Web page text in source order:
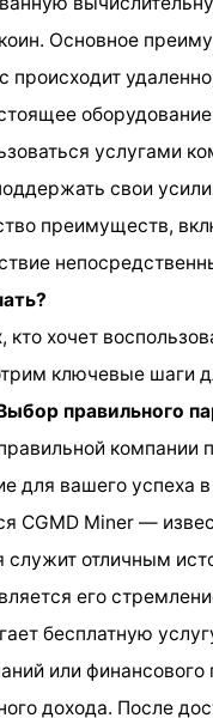
Основное
происходит
услугами
свои
преимуществ,
кто хочет
ключевые шаги
правильного
компании
для вашего успеха
CGMD Miner —
служит отличным
его
бесплатную
или
дохода. После